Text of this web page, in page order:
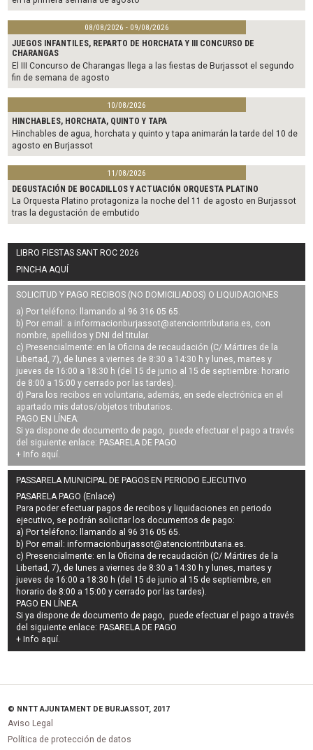
08/08/2026 - 09/08/2026
JUEGOS INFANTILES, REPARTO DE HORCHATA Y III CONCURSO DE
CHARANGAS
El III Concurso de Charangas llega a las fiestas de Burjassot el segundo
fin de semana de agosto
10/08/2026
HINCHABLES, HORCHATA, QUINTO Y TAPA
Hinchables de agua, horchata y quinto y tapa animarán la tarde del 10 de
agosto en Burjassot
11/08/2026
DEGUSTACIÓN DE BOCADILLOS Y ACTUACIÓN ORQUESTA PLATINO
La Orquesta Platino protagoniza la noche del 11 de agosto en Burjassot
tras la degustación de embutido
LIBRO FIESTAS SANT ROC 2026
PINCHA AQUÍ
SOLICITUD Y PAGO RECIBOS (NO DOMICILIADOS) O LIQUIDACIONES
a) Por teléfono: llamando al 96 316 05 65.
b) Por email: a informacionburjassot@atenciontributaria.es, con
nombre, apellidos y DNI del titular.
c) Presencialmente: en la Oficina de recaudación (C/ Mártires de la
Libertad, 7), de lunes a viernes de 8:30 a 14:30 h y lunes, martes y
jueves de 16:00 a 18:30 h (del 15 de junio al 15 de septiembre: horario
de 8:00 a 15:00 y cerrado por las tardes).
d) Para los recibos en voluntaria, además, en sede electrónica en el
apartado mis datos/objetos tributarios.
PAGO EN LÍNEA:
Si ya dispone de documento de pago, puede efectuar el pago a través
del siguiente enlace: PASARELA DE PAGO
+ Info aquí.
PASSARELA MUNICIPAL DE PAGOS EN PERIODO EJECUTIVO
PASARELA PAGO (Enlace)
Para poder efectuar pagos derecibos y liquidaciones en periodo
ejecutivo, se podrán solicitar los documentos de pago:
a) Por teléfono: llamando al 96 316 05 65.
b) Por email:informacionburjassot@atenciontributaria.es.
c) Presencialmente: en la Oficina de recaudación (C/ Mártires de la
Libertad, 7), de lunes a viernes de 8:30 a 14:30 h y lunes, martes y
jueves de 16:00 a 18:30 h (del 15 de junio al 15 de septiembre, en
horario de 8:00 a 15:00 y cerrado por las tardes).
PAGO EN LÍNEA:
Si ya dispone de documento de pago, puede efectuar el pago a través
del siguiente enlace: PASARELA DE PAGO
+ Info aquí.
© NNTT AJUNTAMENT DE BURJASSOT, 2017
Aviso Legal
Política de protección de datos